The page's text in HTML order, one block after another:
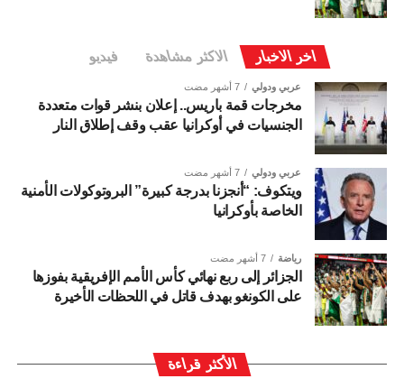
اخر الاخبار الاكثر مشاهدة فيديو
عربي ودولي 7 أشهر مضت
مخرجات قمة باريس.. إعلان بنشر قوات متعددة
الجنسيات في أوكرانيا عقب وقف إطلاق النار
عربي ودولي 7 أشهر مضت
ويتكوف: “أنجزنا بدرجة كبيرة” البروتوكولات الأمنية
الخاصة بأوكرانيا
رياضة 7 أشهر مضت
الجزائر إلى ربع نهائي كأس الأمم الإفريقية بفوزها
على الكونغو بهدف قاتل في اللحظات الأخيرة
الأكثر قراءة